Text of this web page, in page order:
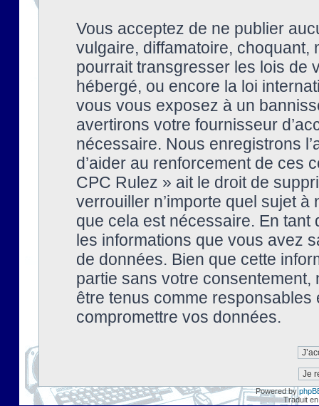
Vous acceptez de ne publier
vulgaire, diffamatoire, choquant,
pourrait transgresser les lois de
hébergé, ou encore la loi
vous vous exposez à un
avertirons votre fournisseur
nécessaire. Nous enregistrons
d’aider au renforcement de ces
CPC Rulez » ait le droit de
verrouiller n’importe quel sujet à
que cela est nécessaire. En tant
les informations que vous avez
de données. Bien que cette
partie sans votre
être tenus comme
compromettre vos données.
Powered by
Traduit